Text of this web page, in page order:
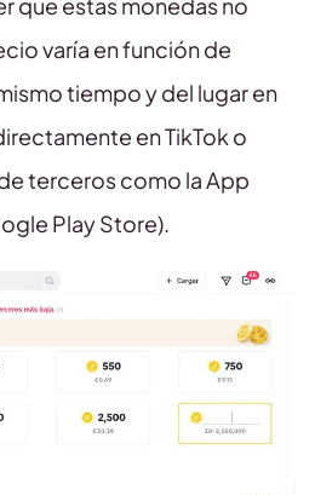
que estas monedas no
varía en función de
tiempo y del lugar en
en TikTok o
terceros como la App
Play Store).